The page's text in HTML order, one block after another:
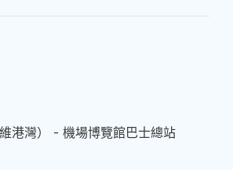
港灣） - 機場博覽館巴士總站